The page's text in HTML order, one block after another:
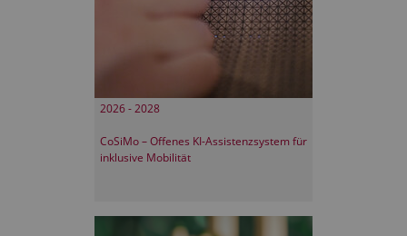
2026 - 2028
CoSiMo – Offenes KI-Assistenzsystem für
inklusive Mobilität